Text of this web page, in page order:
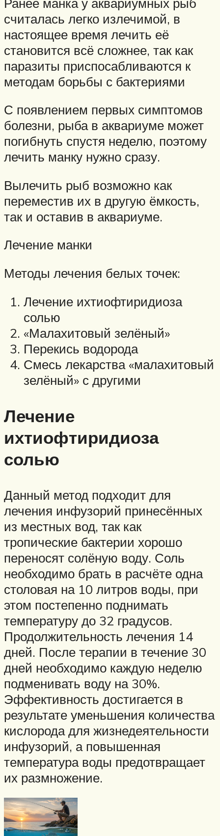
считалась легко излечимой, в
настоящее время лечить её
становится всё сложнее, так как
паразиты приспосабливаются к
методам борьбы с бактериями
С появлением первых симптомов
болезни, рыба в аквариуме может
погибнуть спустя неделю, поэтому
лечить манку нужно сразу.
Вылечить рыб возможно как
переместив их в другую ёмкость,
так и оставив в аквариуме.
Лечение манки
Методы лечения белых точек:
Лечение ихтиофтиридиоза
солью
«Малахитовый зелёный»
Перекись водорода
Смесь лекарства «малахитовый
зелёный» с другими
Лечение
ихтиофтиридиоза
солью
Данный метод подходит для
лечения инфузорий принесённых
из местных вод, так как
тропические бактерии хорошо
переносят солёную воду. Соль
необходимо брать в расчёте одна
столовая на 10 литров воды, при
этом постепенно поднимать
температуру до 32 градусов.
Продолжительность лечения 14
дней. После терапии в течение 30
дней необходимо каждую неделю
подменивать воду на 30%.
Эффективность достигается в
результате уменьшения количества
кислорода для жизнедеятельности
инфузорий, а повышенная
температура воды предотвращает
их размножение.